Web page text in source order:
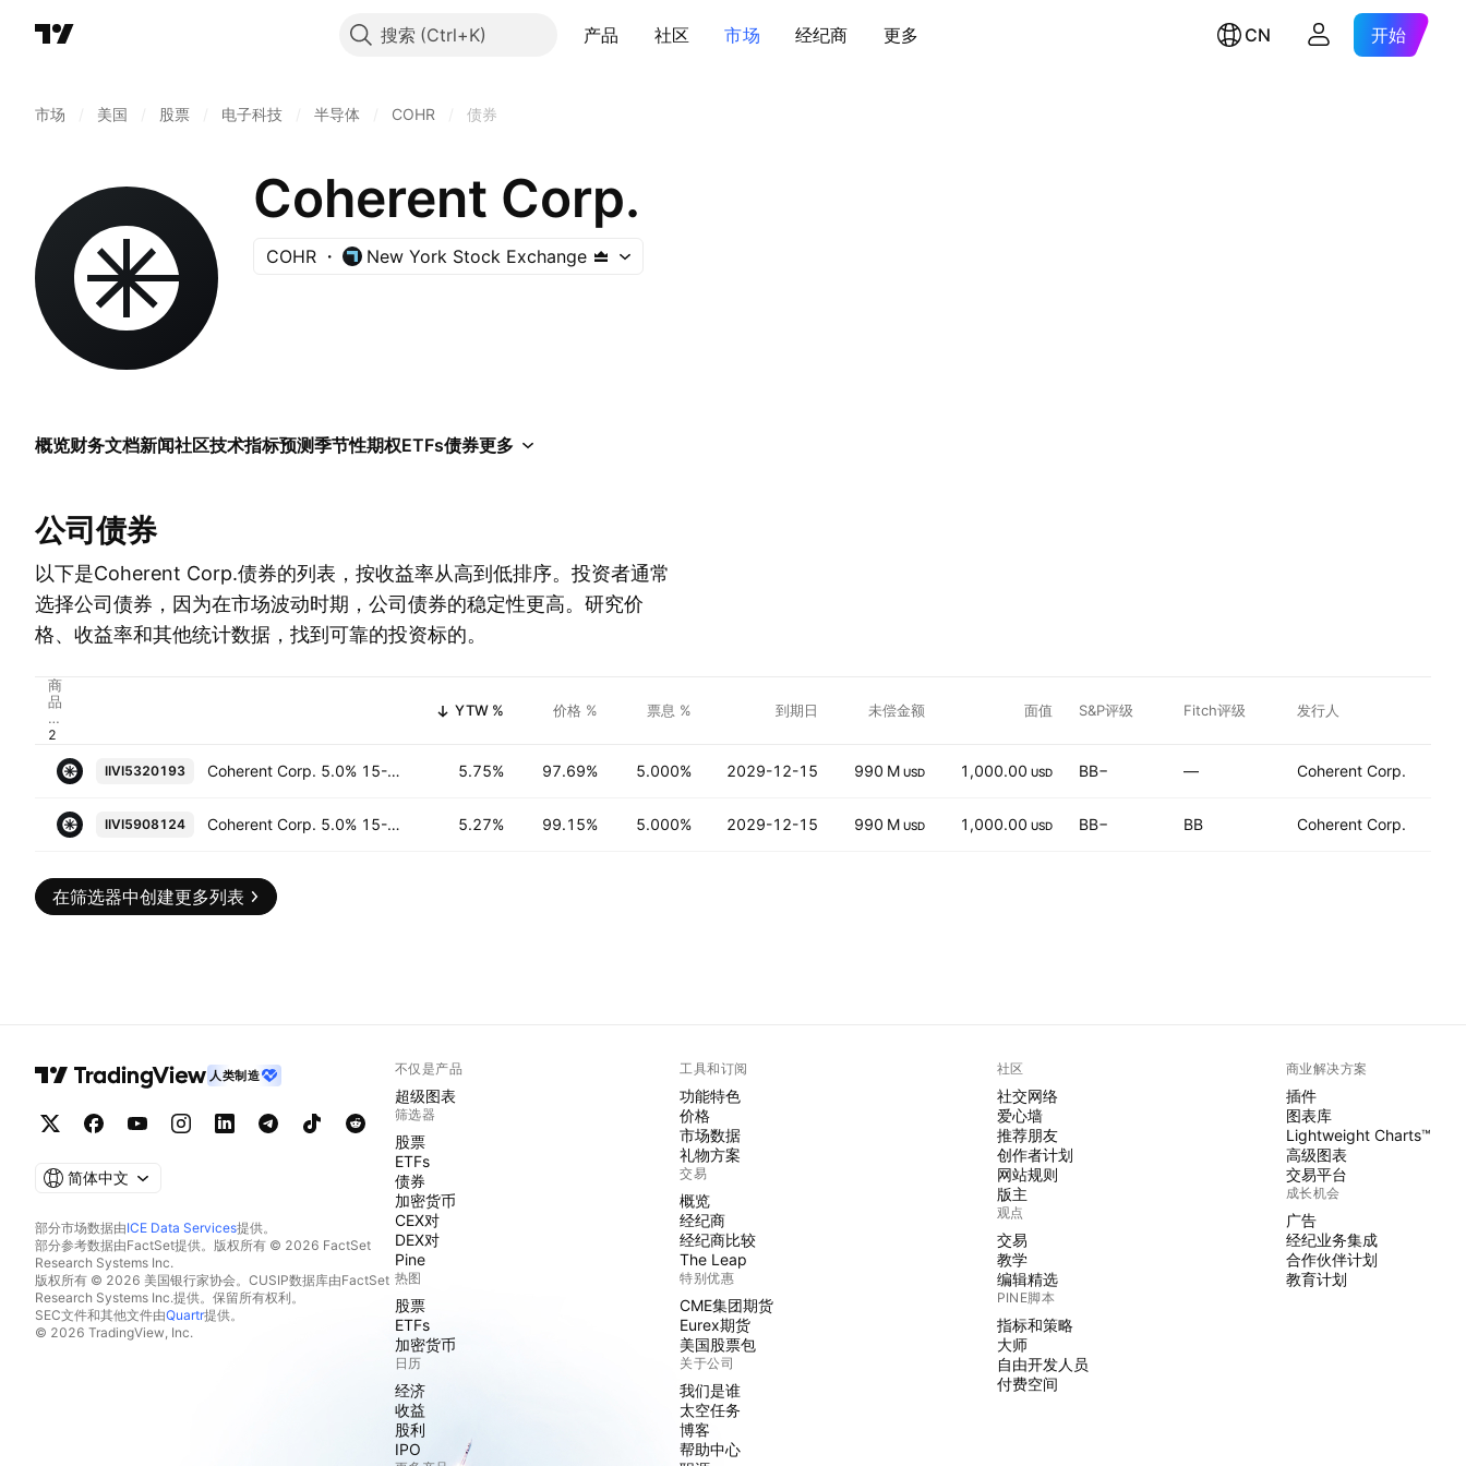
搜索 产品 社区 市场 经纪商 更多 CN 开始
市场 美国 股票 电子科技 半导体 COHR 债券
Coherent Corp.
COHR New York Stock Exchange
概览财务文档新闻社区技术指标预测季节性期权ETFs债券更多
公司债券
以下是Coherent Corp.债券的列表，按收益率从高到低排序。投资者通常
选择公司债券，因为在市场波动时期，公司债券的稳定性更高。研究价
格、收益率和其他统计数据，找到可靠的投资标的。
商
品
代
码
YTW % 价格 % 票息 % 到期日 未偿金额 面值 S&P评级 Fitch评级 发行人
IIVI5320193 Coherent Corp. 5.0% 15-DEC-2029 5.75% 97.69% 5.000% 2029-12-15 990 M USD 1,000.00 USD BB− — Coherent Corp.
IIVI5908124 Coherent Corp. 5.0% 15-DEC-2029 5.27% 99.15% 5.000% 2029-12-15 990 M USD 1,000.00 USD BB− BB Coherent Corp.
在筛选器中创建更多列表
人类制造
简体中文
部分市场数据由ICE Data Services提供。
部分参考数据由FactSet提供。版权所有 © 2026 FactSet
Research Systems Inc.
版权所有 © 2026 美国银行家协会。CUSIP数据库由FactSet
Research Systems Inc.提供。保留所有权利。
SEC文件和其他文件由Quartr提供。
© 2026 TradingView, Inc.
不仅是产品
超级图表
筛选器
股票
ETFs
债券
加密货币
CEX对
DEX对
Pine
热图
股票
ETFs
加密货币
日历
经济
收益
股利
IPO
工具和订阅
功能特色
价格
市场数据
礼物方案
交易
概览
经纪商
经纪商比较
The Leap
特别优惠
CME集团期货
Eurex期货
美国股票包
关于公司
我们是谁
太空任务
博客
帮助中心
社区
社交网络
爱心墙
推荐朋友
创作者计划
网站规则
版主
观点
交易
教学
编辑精选
PINE脚本
指标和策略
大师
自由开发人员
付费空间
商业解决方案
插件
图表库
Lightweight Charts™
高级图表
交易平台
成长机会
广告
经纪业务集成
合作伙伴计划
教育计划